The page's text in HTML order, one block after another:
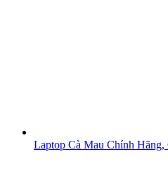
Laptop Cà Mau Chính